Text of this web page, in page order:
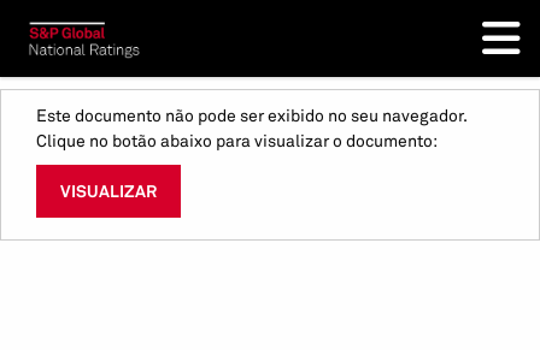
Este documento não pode ser exibido no seu navegador.
Clique no botão abaixo para visualizar o documento:
VISUALIZAR